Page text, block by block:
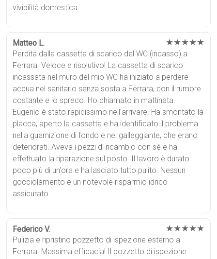
vivibilità domestica.
Matteo L. ★★★★★
Perdita dalla cassetta di scarico del WC (incasso) a
Ferrara. Veloce e risolutivo! La cassetta di scarico
incassata nel muro del mio WC ha iniziato a perdere
acqua nel sanitario senza sosta a Ferrara, con il rumore
costante e lo spreco. Ho chiamato in mattinata.
Eugenio è stato rapidissimo nell'arrivare. Ha smontato la
placca, aperto la cassetta e ha identificato il problema
nella guarnizione di fondo e nel galleggiante, che erano
deteriorati. Aveva i pezzi di ricambio con sé e ha
effettuato la riparazione sul posto. Il lavoro è durato
poco più di un'ora e ha lasciato tutto pulito. Nessun
gocciolamento e un notevole risparmio idrico
assicurato.
Federico V. ★★★★★
Pulizia e ripristino pozzetto di ispezione esterno a
Ferrara. Massima efficacia! Il pozzetto di ispezione